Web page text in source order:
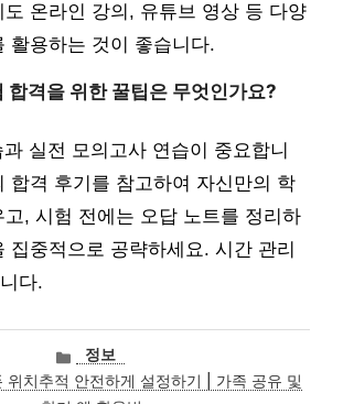
온라인 강의, 유튜브 영상 등 다양
활용하는 것이 좋습니다.
합격을 위한 꿀팁은 무엇인가요?
실전 모의고사 연습이 중요합니
합격 후기를 참고하여 자신만의 학
고, 시험 전에는 오답 노트를 정리하
집중적으로 공략하세요. 시간 관리
다.
카
테
고
정보
위치추적 안전하게 설정하기 | 가족 공유 및